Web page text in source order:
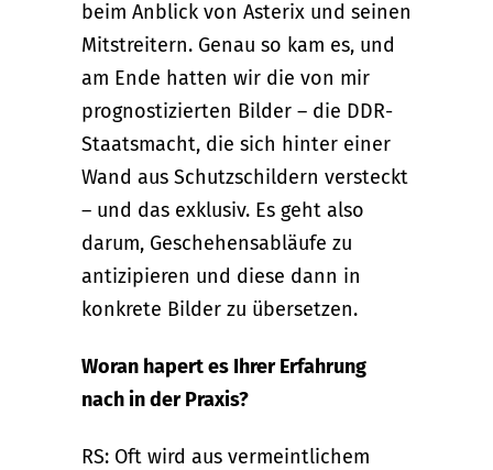
beim Anblick von Asterix und seinen
Mitstreitern. Genau so kam es, und
am Ende hatten wir die von mir
prognostizierten Bilder – die DDR-
Staatsmacht, die sich hinter einer
Wand aus Schutzschildern versteckt
– und das exklusiv. Es geht also
darum, Geschehensabläufe zu
antizipieren und diese dann in
konkrete Bilder zu übersetzen.
Woran hapert es Ihrer Erfahrung
nach in der Praxis?
RS: Oft wird aus vermeintlichem